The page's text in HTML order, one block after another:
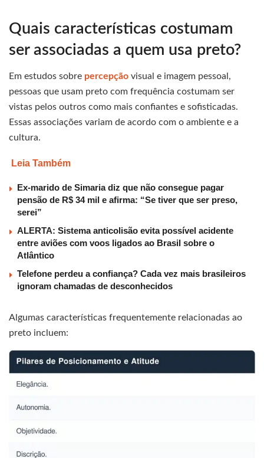
Quais características costumam
ser associadas a quem usa preto?
Em estudos sobre percepção visual e imagem pessoal,
pessoas que usam preto com frequência costumam ser
vistas pelos outros como mais confiantes e sofisticadas.
Essas associações variam de acordo com o ambiente e a
cultura.
Leia Também
Ex-marido de Simaria diz que não consegue pagar
pensão de R$ 34 mil e afirma: “Se tiver que ser preso,
serei”
ALERTA: Sistema anticolisão evita possível acidente
entre aviões com voos ligados ao Brasil sobre o
Atlântico
Telefone perdeu a confiança? Cada vez mais brasileiros
ignoram chamadas de desconhecidos
Algumas características frequentemente relacionadas ao
preto incluem: